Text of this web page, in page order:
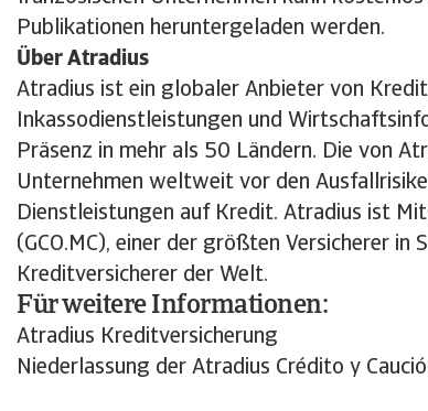
Publikationen heruntergeladen werden.
Über Atradius
Atradius ist ein globaler Anbieter von
Inkassodienstleistungen und
Präsenz in mehr als 50 Ländern. Die von
Unternehmen weltweit vor den
Dienstleistungen auf Kredit. Atradius ist
(GCO.MC), einer der größten Versicherer in
Kreditversicherer der Welt.
Für weitere Informationen:
Atradius Kreditversicherung
Niederlassung der Atradius Crédito y